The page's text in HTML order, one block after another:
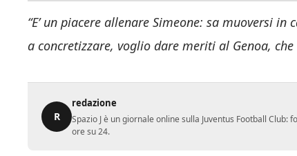
“E’ un piacere allenare Simeone: sa muoversi
a concretizzare, voglio dare meriti al Genoa,
R
redazione
Spazio J è un giornale online sulla Juventus Football
ore su 24.